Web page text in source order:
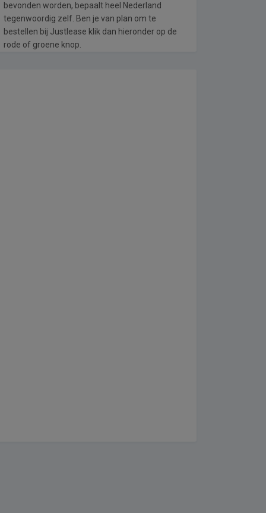
bevonden worden, bepaalt heel Nederland
tegenwoordig zelf. Ben je van plan om te
bestellen bij Justlease klik dan hieronder op de
rode of groene knop.